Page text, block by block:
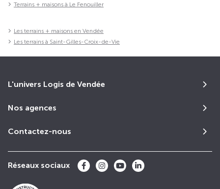
Terrains + maisons à Le Fenouiller
Les terrains + maisons en Vendée
Les terrains à Saint-Gilles-Croix-de-Vie
L'univers Logis de Vendée
Nos agences
Contactez-nous
Réseaux sociaux